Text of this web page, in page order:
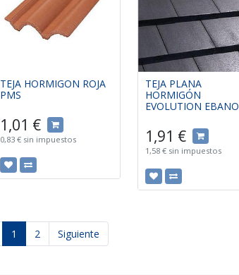
TEJA HORMIGON ROJA
PMS
1,01 €
0,83 € sin impuestos
TEJA PLANA
HORMIGÓN
EVOLUTION EBANO
1,91 €
1,58 € sin impuestos
1 2 Siguiente